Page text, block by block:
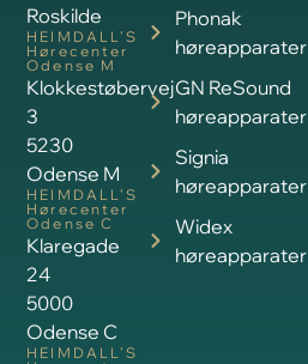
Roskilde
HEIMDALL’S
Hørecenter
Odense M
Klokkestøbervej
3
5230
Odense M
HEIMDALL’S
Hørecenter
Odense C
Klaregade
24
5000
Odense C
HEIMDALL’S
Phonak
høreapparater
GN ReSound
høreapparater
Signia
høreapparater
Widex
høreapparater